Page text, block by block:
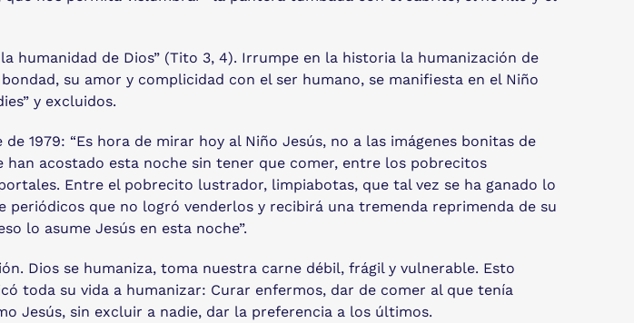
humanidad de Dios” (Tito 3, 4). Irrumpe en la historia la humanización de
su amor y complicidad con el ser humano, se manifiesta en el Niño
y excluidos.
1979: “Es hora de mirar hoy al Niño Jesús, no a las imágenes bonitas de
acostado esta noche sin tener que comer, entre los pobrecitos
Entre el pobrecito lustrador, limpiabotas, que tal vez se ha ganado lo
que no logró venderlos y recibirá una tremenda reprimenda de su
lo asume Jesús en esta noche”.
Dios se humaniza, toma nuestra carne débil, frágil y vulnerable. Esto
toda su vida a humanizar: Curar enfermos, dar de comer al que tenía
Jesús, sin excluir a nadie, dar la preferencia a los últimos.